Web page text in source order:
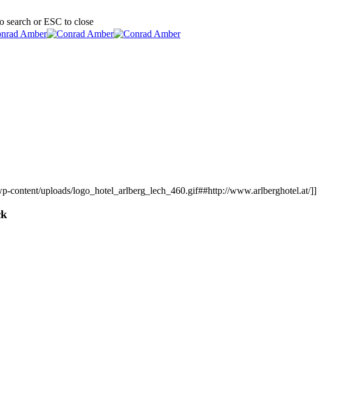
search or ESC to close
content/uploads/logo_hotel_arlberg_lech_460.gif##http://www.arlberghotel.at/]]